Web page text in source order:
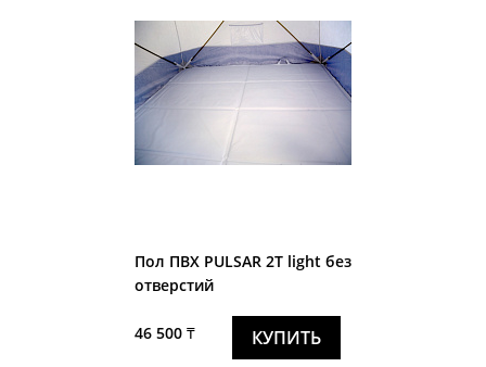
Пол ПВХ PULSAR 2T light без
отверстий
46 500 ₸ КУПИТЬ